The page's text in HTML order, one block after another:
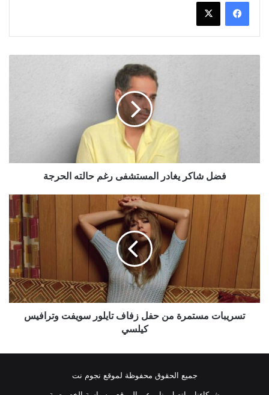
فضل شاكر يغادر المستشفى رغم حالته الحرجة
تسريبات
مستمرة
من
حفل
زفاف
تايلور
سويفت
وترافيس
كيلسي
تسريبات مستمرة من حفل زفاف تايلور سويفت وترافيس
كيلسي
جميع الحقوق محفوظة لموقع نجوم نت